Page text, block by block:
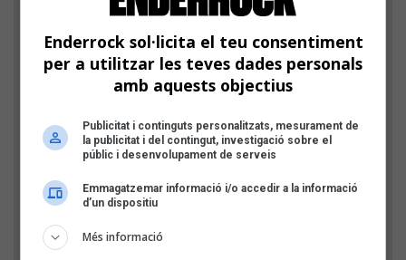
no l'envia un robot publicitari.
Enderrock sol·licita el teu consentiment
per a utilitzar les teves dades personals
amb aquests objectius
Publicitat i continguts personalitzats, mesurament de
la publicitat i del contingut, investigació sobre el
públic i desenvolupament de serveis
Emmagatzemar informació i/o accedir a la informació
d’un dispositiu
Més informació